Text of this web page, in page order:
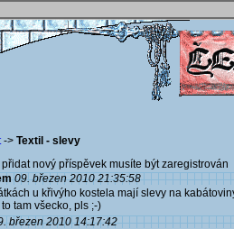
-> Textil - slevy
přidat nový příspěvek musíte být
09. březen 2010 21:35:58
u křivýho kostela mají slevy na
tam všecko, pls ;-)
březen 2010 14:17:42